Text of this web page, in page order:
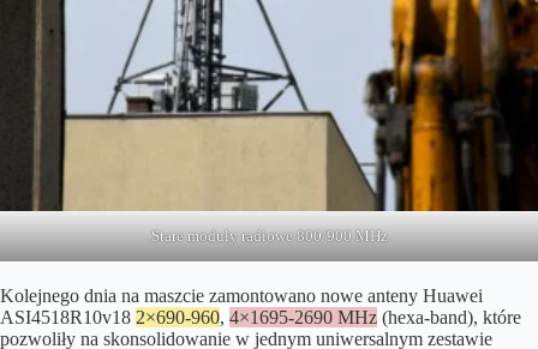
Stare moduły radiowe 800/900 MHz
Kolejnego dnia na maszcie zamontowano nowe anteny Huawei
ASI4518R10v18 2×690-960, 4×1695-2690 MHz (hexa-band), które
pozwoliły na skonsolidowanie w jednym uniwersalnym zestawie